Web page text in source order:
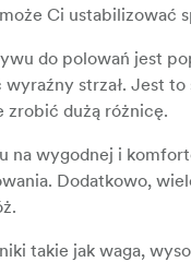
Ci ustabilizować
do polowań jest
strzał. Jest
zrobić dużą różnicę.
wygodnej i
Dodatkowo,
takie jak waga,